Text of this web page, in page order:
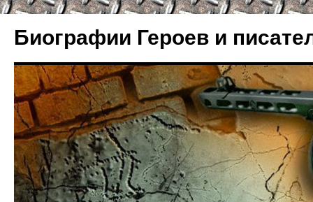
Биографии Героев и